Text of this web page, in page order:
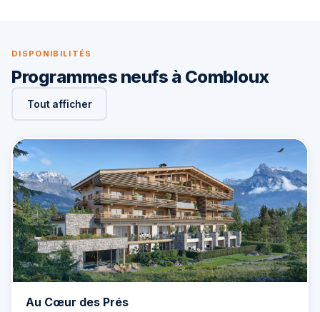
DISPONIBILITÉS
Programmes neufs à Combloux
Tout afficher
Au Cœur des Prés